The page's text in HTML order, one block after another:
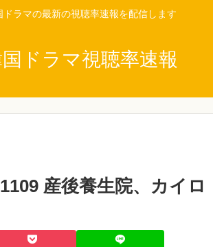
ドラマの最新の視聴率速報を配信します
ドラマ視聴率速報
産後養生院、カイロ